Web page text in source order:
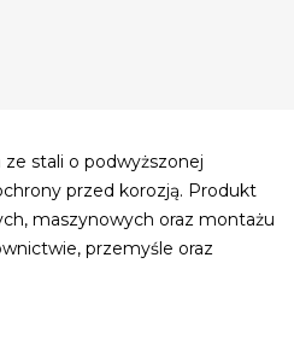
stali o podwyższonej
przed korozją. Produkt
maszynowych oraz montażu
przemyśle oraz